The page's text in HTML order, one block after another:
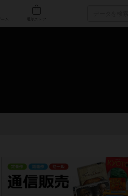
人気ボードゲーム